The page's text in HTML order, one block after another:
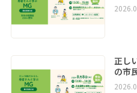
正し
の市